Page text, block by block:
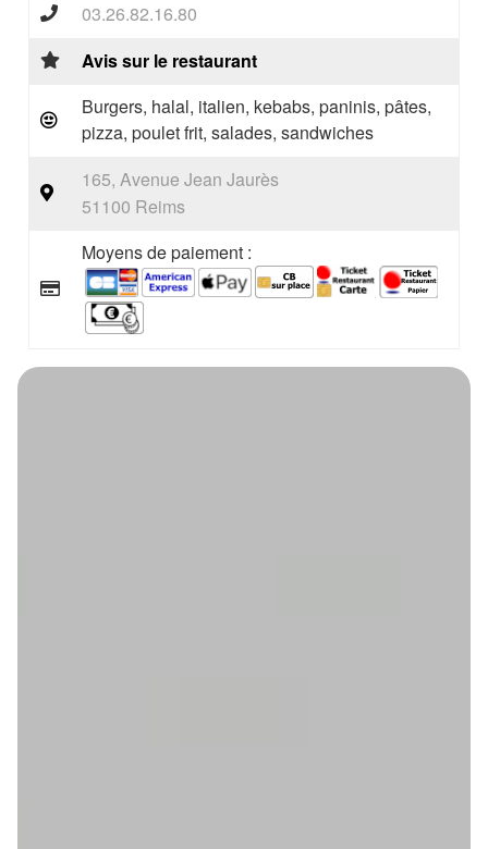
03.26.82.16.80
Avis sur le restaurant
Burgers, halal, italien, kebabs, paninis, pâtes,
pizza, poulet frit, salades, sandwiches
165, Avenue Jean Jaurès
51100 Reims
Moyens de paiement :